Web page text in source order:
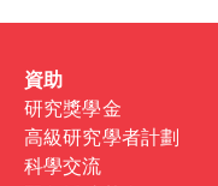
Don't have a Croucher
資助
研究獎學金
高級研究學者計劃
科學交流